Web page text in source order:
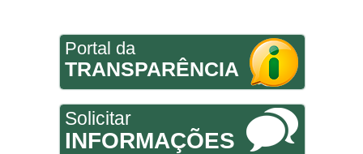
Portal da
TRANSPARÊNCIA
Solicitar
INFORMAÇÕES